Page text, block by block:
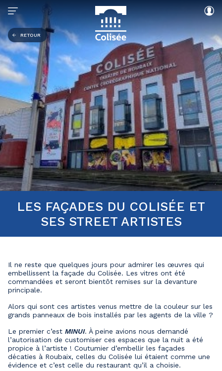
RETOUR
LES FAÇADES DU COLISÉE ET
SES STREET ARTISTES
Il ne reste que quelques jours pour admirer les œuvres qui
embellissent la façade du Colisée. Les vitres ont été
commandées et seront bientôt remises sur la devanture
principale.
Alors qui sont ces artistes venus mettre de la couleur sur les
grands panneaux de bois installés par les agents de la ville ?
Le premier c’est MINUI. À peine avions nous demandé
l’autorisation de customiser ces espaces que la nuit a été
propice à l’artiste ! Coutumier d’embellir les façades
décaties à Roubaix, celles du Colisée lui étaient comme une
évidence et c’est celle du restaurant qu’il a choisie.